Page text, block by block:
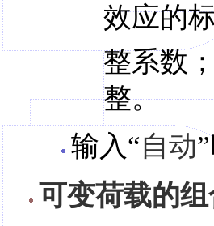
效应的
整系数
整。
输入“自动
可变荷载的